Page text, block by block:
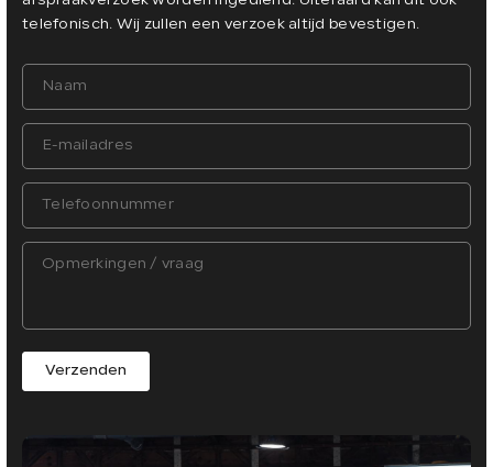
telefonisch. Wij zullen een verzoek altijd bevestigen.
Verzenden